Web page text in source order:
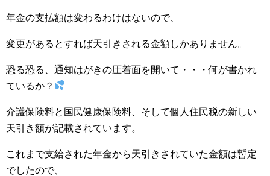
年金の支払額は変わるわけはないので、
変更があるとすれば天引きされる金額しかありません。
恐る恐る、通知はがきの圧着面を開いて・・・何が書かれ
ているか？
介護保険料と国民健康保険料、そして個人住民税の新しい
天引き額が記載されています。
これまで支給された年金から天引きされていた金額は暫定
でしたので、